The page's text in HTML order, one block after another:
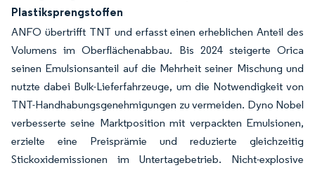
Plastiksprengstoffen
ANFO übertrifft TNT und erfasst einen erheblichen Anteil des
Volumens im Oberflächenabbau. Bis 2024 steigerte Orica
seinen Emulsionsanteil auf die Mehrheit seiner Mischung und
nutzte dabei Bulk-Lieferfahrzeuge, um die Notwendigkeit von
TNT-Handhabungsgenehmigungen zu vermeiden. Dyno Nobel
verbesserte seine Marktposition mit verpackten Emulsionen,
erzielte eine Preisprämie und reduzierte gleichzeitig
Stickoxidemissionen im Untertagebetrieb. Nicht-explosive